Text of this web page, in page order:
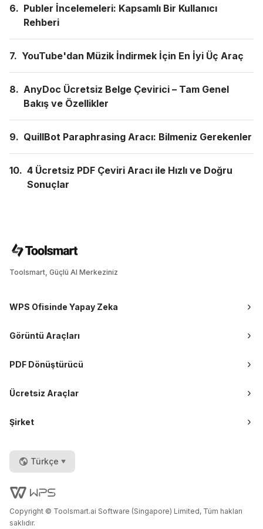
6. Publer İncelemeleri: Kapsamlı Bir Kullanıcı
Rehberi
7. YouTube'dan Müzik İndirmek İçin En İyi Üç Araç
8. AnyDoc Ücretsiz Belge Çevirici – Tam Genel
Bakış ve Özellikler
9. QuillBot Paraphrasing Aracı: Bilmeniz Gerekenler
10. 4 Ücretsiz PDF Çeviri Aracı ile Hızlı ve Doğru
Sonuçlar
Toolsmart, Güçlü AI Merkeziniz
WPS Ofisinde Yapay Zeka
Görüntü Araçları
PDF Dönüştürücü
Ücretsiz Araçlar
Şirket
Türkçe
Copyright © Toolsmart.ai Software (Singapore) Limited, Tüm hakları
saklıdır.